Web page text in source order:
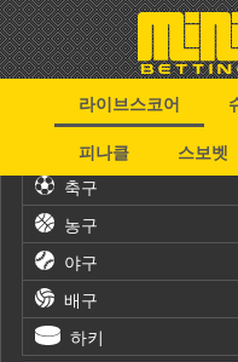
라이브스코어
피나클
스보벳
축구
농구
야구
배구
하키